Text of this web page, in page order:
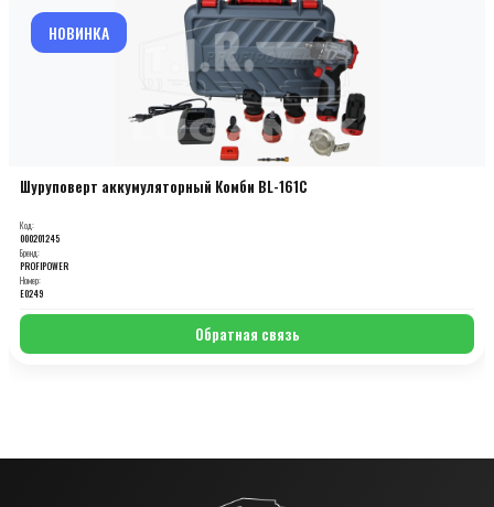
НОВИНКА
Шуруповерт аккумуляторный Комби BL-161C
Код:
000201245
Бренд:
PROFIPOWER
Номер:
E0249
Обратная связь